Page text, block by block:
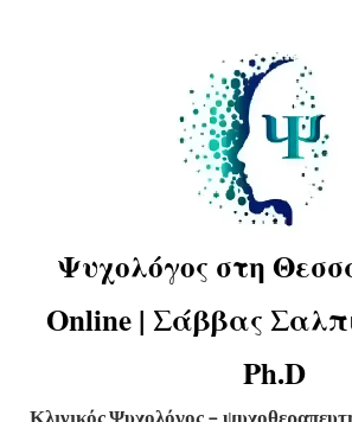
Ψυχολόγος στη
Online | Σάββας
Ph.D
Κλινικός Ψυχολόγος –